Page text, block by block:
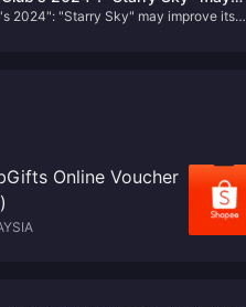
launch of DLC
2024": "Starry Sky" may improve its
Online Voucher